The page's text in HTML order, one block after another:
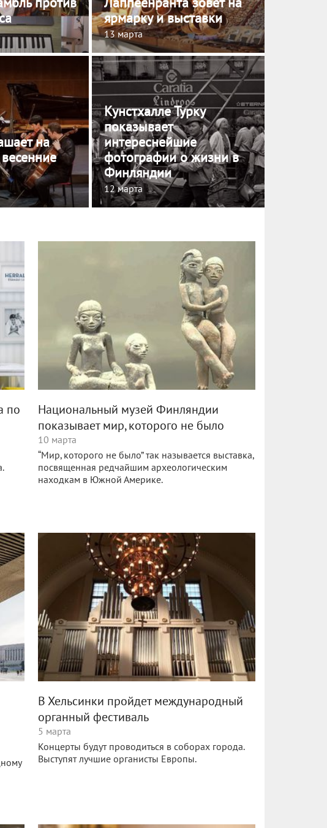
на
ярмарку и выставки
13 марта
Кунстхалле Турку
показывает
интереснейшие
фотографии о жизни в
Финляндии
12 марта
по
Национальный музей Финляндии
показывает мир, которого не было
10 марта
“Мир, которого не было” так называется выставка,
посвященная редчайшим археологическим
находкам в Южной Америке.
В Хельсинки пройдет международный
органный фестиваль
5 марта
Концерты будут проводиться в соборах города.
Выступят лучшие органисты Европы.